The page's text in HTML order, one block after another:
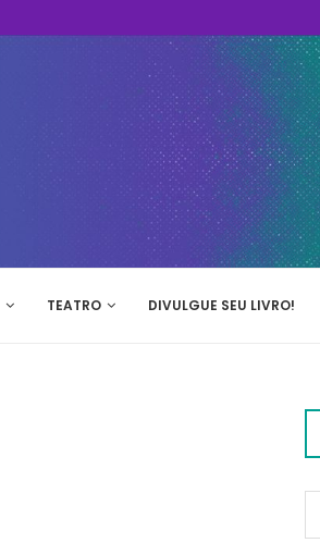
TEATRO DIVULGUE SEU LIVRO!